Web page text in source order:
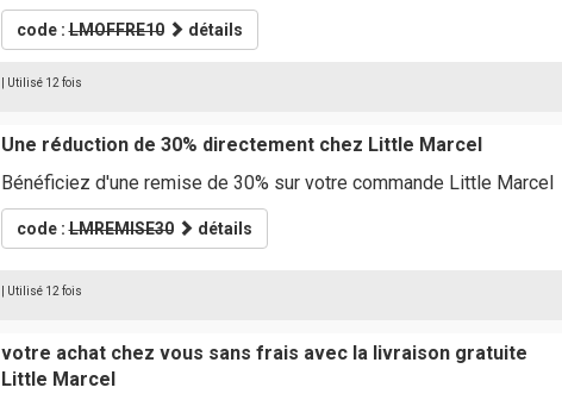
code :LMOFFRE10 détails
| Utilisé 12 fois
Une réduction de 30% directement chez Little Marcel
Bénéficiez d'une remise de 30% sur votre commande Little Marcel
code :LMREMISE30 détails
| Utilisé 12 fois
votre achat chez vous sans frais avec la livraison gratuite
Little Marcel